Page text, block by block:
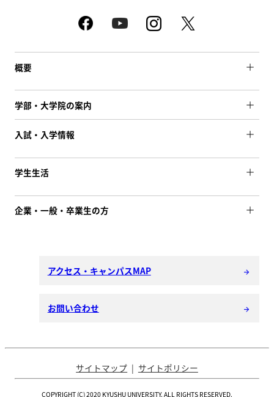
概要
学部・大学院の案内
入試・入学情報
学生生活
企業・一般・卒業生の方
アクセス・キャンパスMAP arrow_forward
お問い合わせ arrow_forward
サイトマップ サイトポリシー
COPYRIGHT (C) 2020 KYUSHU UNIVERSITY. ALL RIGHTS RESERVED.